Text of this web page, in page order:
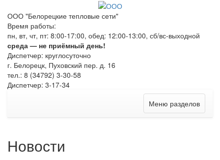
ООО "Белорецкие тепловые сети"
Время работы:
пн, вт, чт, пт: 8:00-17:00, обед: 12:00-13:00, сб/вс-выходной
среда — не приёмный день!
Диспетчер: круглосуточно
г. Белорецк, Пуховский пер. д. 16
тел.: 8 (34792) 3-30-58
Диспетчер: 3-17-34
Меню разделов
Новости